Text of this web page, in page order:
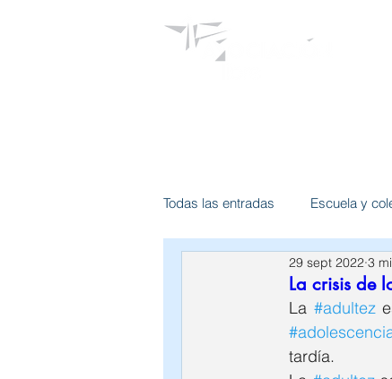
Todas las entradas Escuela y
Terapia de adultoLa crisis de
29 sept 2022 3
La #adultez
tardía.